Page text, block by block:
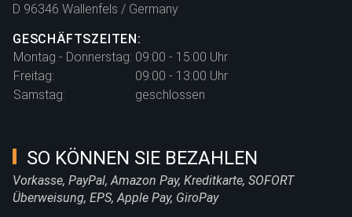
D 96346 Wallenfels / Germany
GESCHÄFTSZEITEN:
Montag - Donnerstag: 09:00 - 15:00 Uhr
Freitag:
09:00 - 13:00 Uhr
Samstag:
geschlossen
SO KÖNNEN SIE BEZAHLEN
Vorkasse, PayPal, Amazon Pay, Kreditkarte, SOFORT
Überweisung, EPS, Apple Pay, GiroPay